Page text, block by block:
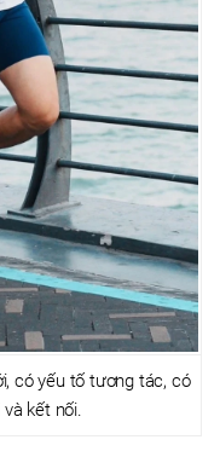
có yếu tố tương tác, có
kết nối.